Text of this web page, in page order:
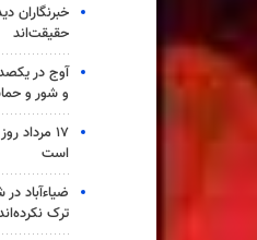
خبرنگاران
حقیقت‌اند
آوج در
و شور و
۱۷ مرداد
است
ترک